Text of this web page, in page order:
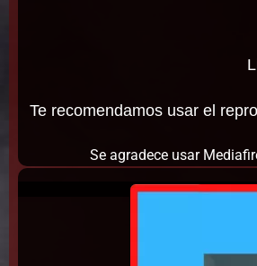
Te recomendamos usar el
Se agradece usar